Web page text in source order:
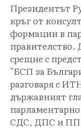
Президентът
кръг от
формации в
правителство.
срещне с
"БСП за
разговаря с
държавният
СДС, ДПС и